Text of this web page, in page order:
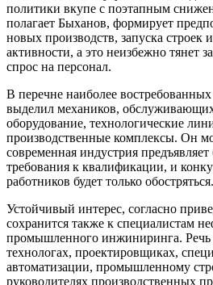
политики вкупе с поэтапным
полагает Быханов, формирует
новых производств, запуска строек
активности, а это неизбежно тянет
спрос на персонал.
В перечне наиболее
выделил механиков,
оборудование, технологические
производственные комплексы. Он
современная индустрия
требования к квалификации, и
работников будет только обостряться.
Устойчивый интерес, согласно
сохранится также к специалистам
промышленного инжиниринга. Речь
технологах, проектировщиках,
автоматизации, промышленному
руководителях производственных